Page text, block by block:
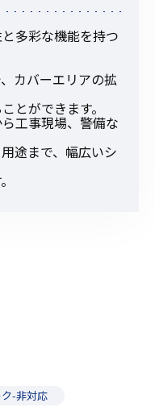
多彩な機能を持つ
カバーエリアの拡
とができます。
工事現場、警備な
途まで、幅広いシ
-非対応